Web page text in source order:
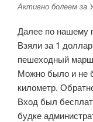
Активно болеем за
Далее по нашему
Взяли за 1
пешеходный
Можно было и не
километр.
Вход был
будке